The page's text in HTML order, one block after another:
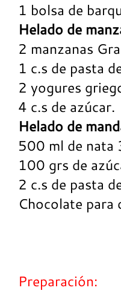
1 bolsa de
Helado de
2 manzanas
1 c.s de pasta
2 yogures
4 c.s de azúcar.
Helado de
500 ml de nata
100 grs de
2 c.s de pasta
Chocolate para
Preparación: